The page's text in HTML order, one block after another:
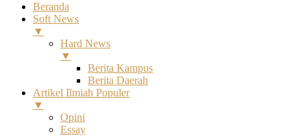
Beranda
Soft News
▼
Hard News
▼
Berita Kampus
Berita Daerah
Artikel Ilmiah Populer
▼
Opini
Essay